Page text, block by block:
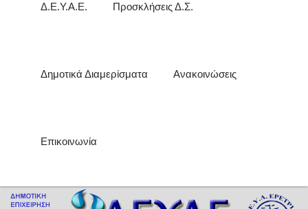
Δ.Ε.Υ.Α.Ε. Προσκλήσεις Δ.Σ.
Δημοτικά Διαμερίσματα Ανακοινώσεις
Επικοινωνία